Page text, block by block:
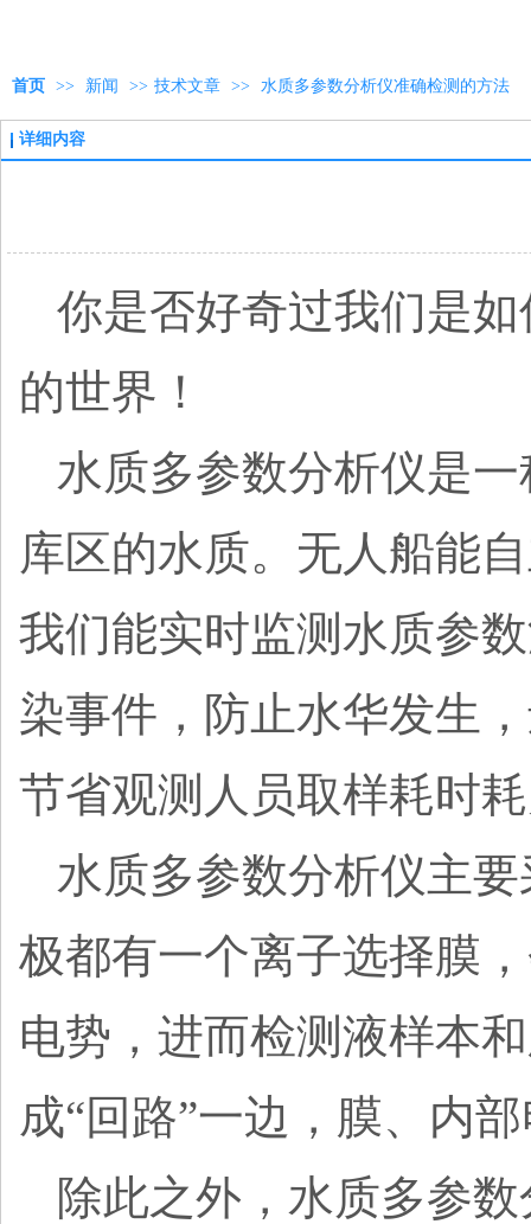
首页 >> 新闻 >> 技术文章 >> 水质多参数分析仪准确检测的方法
详细内容
你是否好奇过我们是
的世界！
水质多参数分析仪是
库区的水质。无人船能
我们能实时监测水质参
染事件，防止水华发生
节省观测人员取样耗时
水质多参数分析仪主
极都有一个离子选择膜
电势，进而检测液样本
成“回路”一边，膜、内
除此之外，水质多参